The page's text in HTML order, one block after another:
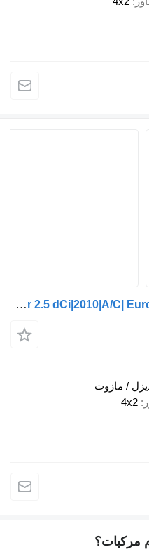
Nissan Interstar 2.5 dCi|2010|A/C| Euro 5 Palfinger PC2300A|Export
مازوت